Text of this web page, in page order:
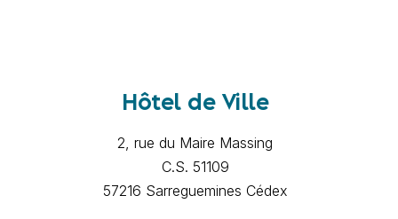
Hôtel de Ville
2, rue du Maire Massing
C.S. 51109
57216 Sarreguemines Cédex